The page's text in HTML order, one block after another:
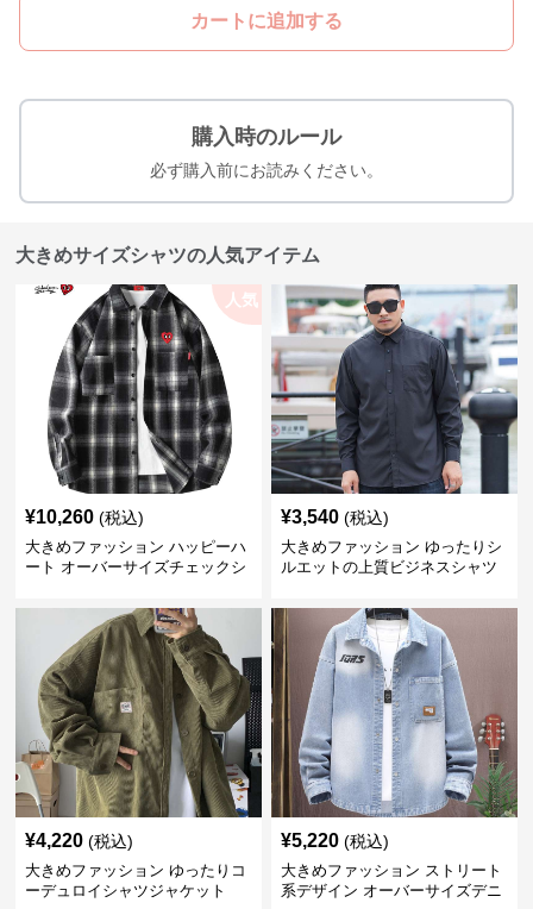
カートに追加する
購入時のルール
必ず購入前にお読みください。
大きめサイズシャツの人気アイテム
人気
¥10,260 (税込)
大きめファッション ハッピーハ
ート オーバーサイズチェックシ
¥3,540 (税込)
大きめファッション ゆったりシ
ルエットの上質ビジネスシャツ
¥4,220 (税込)
大きめファッション ゆったりコ
ーデュロイシャツジャケット
¥5,220 (税込)
大きめファッション ストリート
系デザイン オーバーサイズデニ